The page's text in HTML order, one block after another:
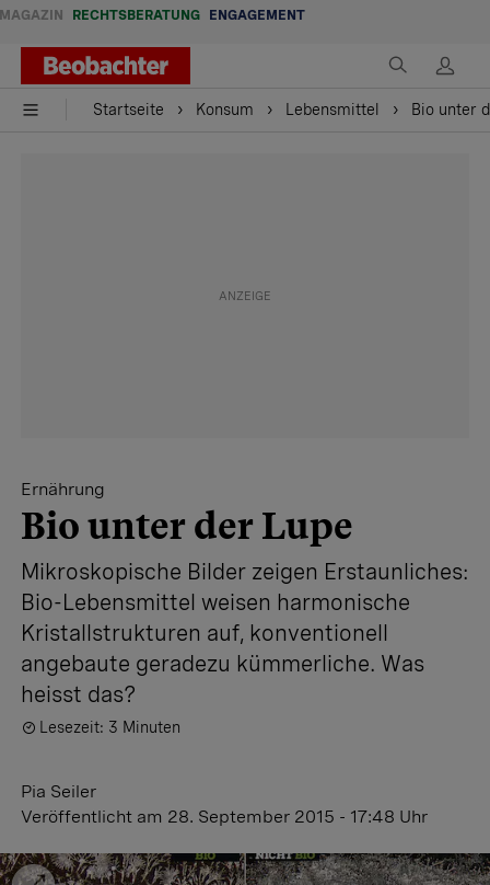
MAGAZIN RECHTSBERATUNG ENGAGEMENT
Startseite Konsum Lebensmittel Bio unter
Ernährung
Bio unter der Lupe
Mikroskopische Bilder zeigen Erstaunliches:
Bio-Lebensmittel weisen harmonische
Kristallstrukturen auf, konventionell
angebaute geradezu kümmerliche. Was
heisst das?
Lesezeit: 3 Minuten
Pia Seiler
Veröffentlicht am 28. September 2015 - 17:48 Uhr